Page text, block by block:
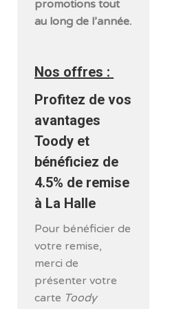
promotions tout
au long de l’année.
Nos offres :
Profitez de vos
avantages
Toody et
bénéficiez de
4.5% de remise
à La Halle
Pour bénéficier de
votre remise,
merci de
présenter votre
carte Toody